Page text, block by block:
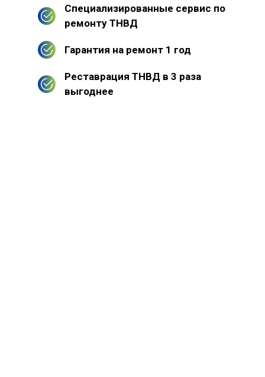
Специализированные сервис по
ремонту ТНВД
Гарантия на ремонт 1 год
Реставрация ТНВД в 3 раза
выгоднее